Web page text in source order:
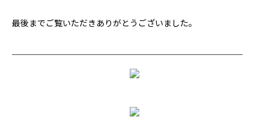
最後までご覧いただきありがとうございました。
────────────────────────